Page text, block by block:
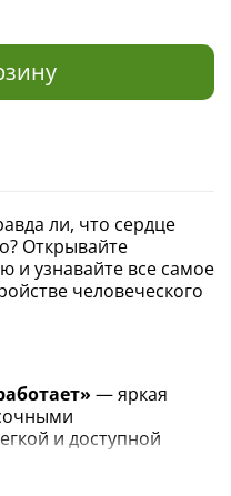
ли, что сердце
Открывайте
и узнавайте все самое
человеческого
— яркая
и доступной
о теле человека.
для здоровья,